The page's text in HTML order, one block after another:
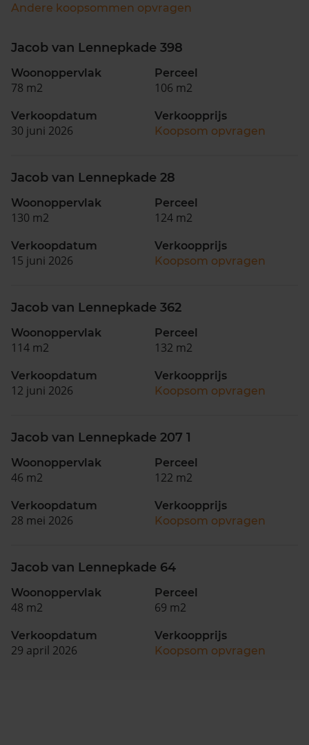
Andere koopsommen opvragen
Jacob van Lennepkade 398
Woonoppervlak
78 m2
Perceel
106 m2
Verkoopdatum
30 juni 2026
Verkoopprijs
Koopsom opvragen
Jacob van Lennepkade 28
Woonoppervlak
130 m2
Perceel
124 m2
Verkoopdatum
15 juni 2026
Verkoopprijs
Koopsom opvragen
Jacob van Lennepkade 362
Woonoppervlak
114 m2
Perceel
132 m2
Verkoopdatum
12 juni 2026
Verkoopprijs
Koopsom opvragen
Jacob van Lennepkade 207 1
Woonoppervlak
46 m2
Perceel
122 m2
Verkoopdatum
28 mei 2026
Verkoopprijs
Koopsom opvragen
Jacob van Lennepkade 64
Woonoppervlak
48 m2
Perceel
69 m2
Verkoopdatum
29 april 2026
Verkoopprijs
Koopsom opvragen